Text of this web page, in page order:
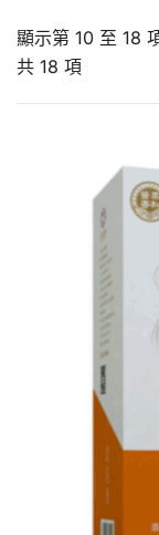
顯示第 10 至 18
共 18 項